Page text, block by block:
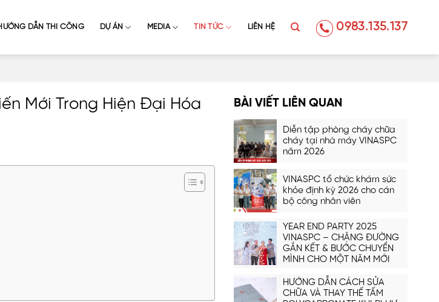
DẪN THI CÔNG DỰ ÁN MEDIA TIN TỨC LIÊN HỆ 0983.135.137
Mới Trong Hiện Đại Hóa
BÀI VIẾT LIÊN QUAN
Diễn tập phòng cháy chữa
cháy tại nhà máy VINASPC
năm 2026
VINASPC tổ chức khám sức
khỏe định kỳ 2026 cho cán
bộ công nhân viên
YEAR END PARTY 2025
VINASPC – CHẶNG ĐƯỜNG
GẮN KẾT & BƯỚC CHUYỂN
MÌNH CHO MỘT NĂM MỚI
HƯỚNG DẪN CÁCH SỬA
CHỮA VÀ THAY THẾ TẤM